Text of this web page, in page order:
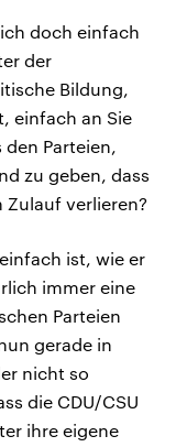
doch einfach
der
Bildung,
einfach an Sie
Parteien,
zu geben, dass
Zulauf verlieren?
ist, wie er
immer eine
Parteien
gerade in
nicht so
die CDU/CSU
ihre eigene